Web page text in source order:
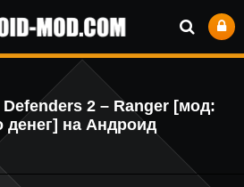
Defenders 2 – Ranger [мод:
денег] на Андроид